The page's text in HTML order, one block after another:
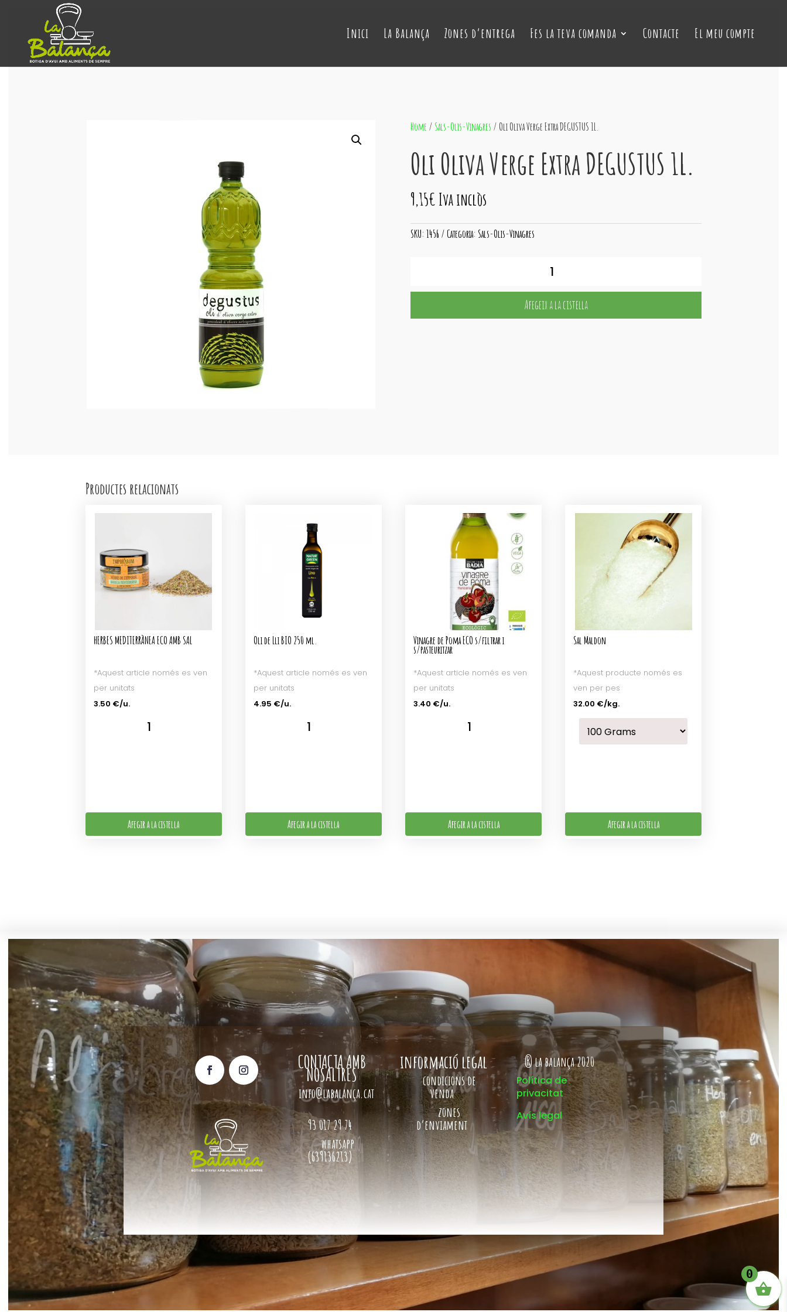
Inici La Balança Zones d’entrega Fes la teva comanda Contacte El meu compte
Home / Sals-Olis-Vinagres / Oli Oliva Verge Extra DEGUSTUS 1L.
Oli Oliva Verge Extra DEGUSTUS 1L.
9,15€ Iva inclòs
SKU:1456 Categoria: Sals-Olis-Vinagres
Oli
Afegeix a la cistella
Productes relacionats
HERBES MEDITERRÀNEA ECO AMB SAL
*Aquest article només es ven
per unitats
3.50 €/u.
Afegir a la cistella
Oli de Lli BIO 250 ml.
*Aquest article només es ven
per unitats
4.95 €/u.
Afegir a la cistella
Vinagre de Poma ECO s/filtrar i
s/pasteuritzar
*Aquest article només es ven
per unitats
3.40 €/u.
Afegir a la cistella
Sal Maldon
*Aquest producte només es
ven per pes
32.00 €/kg.
Afegir a la cistella
CONTACTA AMB
NOSALTRES
info@labalança.cat
93 017 29 74
whatsapp
(639136213)
informació legal
condicions de
venda
zones
d’enviament
® la balança 2020
Política de
privacitat
Avís legal
0